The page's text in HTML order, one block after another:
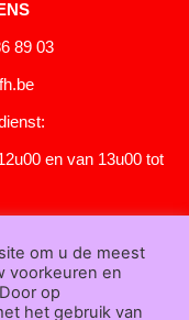
89 03
en van 13u00 tot
|Betaling|
om u de meest
voorkeuren en
op
het gebruik van